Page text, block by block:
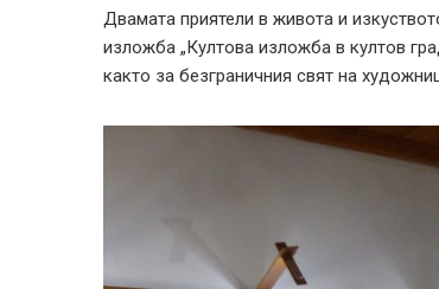
Двамата приятели в живота и
изложба „Култова изложба в култов
както за безграничния свят на